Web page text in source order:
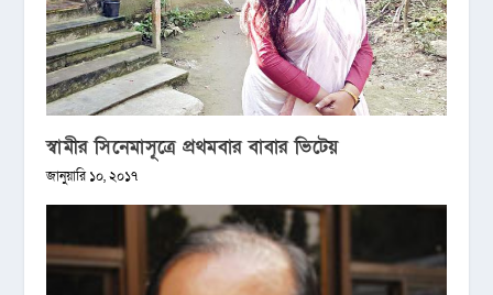
স্বামীর সিনেমাসূত্রে প্রথমবার বাবার ভিটেয়
জানুয়ারি ১০, ২০১৭